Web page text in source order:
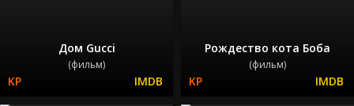
Дом Gucci
(фильм)
Рождество кота Боба
(фильм)